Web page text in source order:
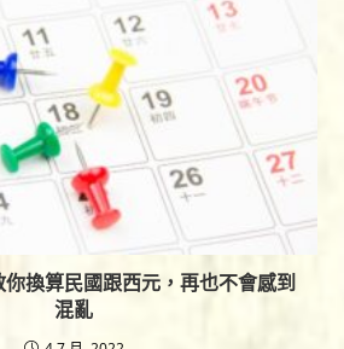
你換算民國跟西元，再也不會感到
混亂